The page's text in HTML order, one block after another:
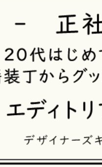
収集させていただきます。
・当社等へアクセスされた際に
ザや携帯電話の種類、IPアドレ
【個人情報の利用目的の公表】
当社は、個人情報を次の利用目
法）第21条第１項及び
＜個人情報の利用目的＞
１．当社のサービスを提供する
３．当社のサービスの運営・管